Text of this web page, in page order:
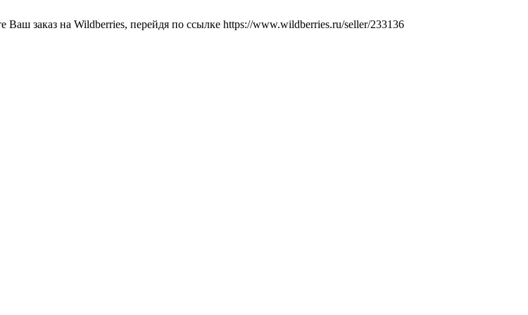
заказ на Wildberries, перейдя по ссылке https://www.wildberries.ru/seller/233136